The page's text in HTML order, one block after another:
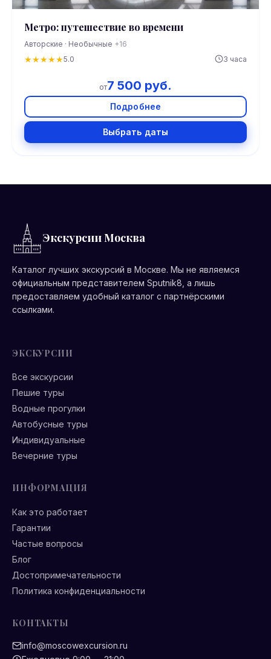
Метро: путешествие во времени
Авторские · Необычные +16
★★★★★5.0 3 часа
от7 500 руб.
Подробнее
Выбрать даты
Экскурсии Москва
Каталог лучших экскурсий в Москве. Мы не являемся
официальным представителем Sputnik8, а лишь
предоставляем удобный каталог с партнёрскими
ссылками.
ЭКСКУРСИИ
Все экскурсии
Пешие туры
Водные прогулки
Автобусные туры
Индивидуальные
Вечерние туры
ИНФОРМАЦИЯ
Как это работает
Гарантии
Частые вопросы
Блог
Достопримечательности
Политика конфиденциальности
КОНТАКТЫ
info@moscowexcursion.ru